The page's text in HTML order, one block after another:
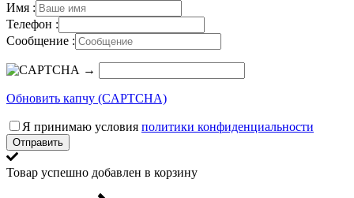
Имя :
Телефон :
Сообщение :
→
Обновить капчу (CAPTCHA)
Я принимаю условия политики конфиденциальности
Отправить
Товар успешно добавлен в корзину